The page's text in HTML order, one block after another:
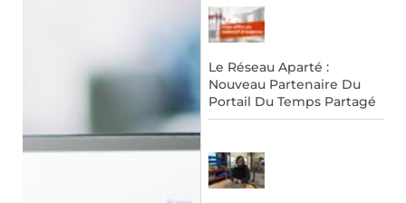
Le Réseau Aparté :
Nouveau Partenaire Du
Portail Du Temps Partagé